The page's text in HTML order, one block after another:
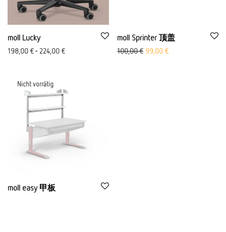
moll Lucky
198,00 €- 224,00 €
moll Sprinter 顶盖
100,00€ 原价：100,00 欧元
99,00 €Aktueller Preis ist:
moll easy 甲板